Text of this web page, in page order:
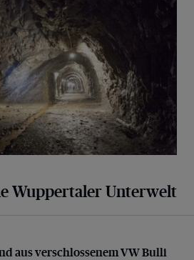
Wuppertaler Unterwelt
aus verschlossenem VW Bulli
aus verschlossenem VW Bulli